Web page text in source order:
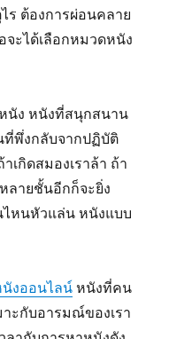
ร ต้องการผ่อนคลาย
จะได้เลือกหมวดหนัง
นัง หนังที่สนุกสนาน
ที่พึ่งกลับจากปฏิบัติ
เกิดสมองเราล้า ถ้า
ลายชั้นอีกก็จะยิ่ง
ไหนหัวแล่น หนังแบบ
งออนไลน์ หนังที่คน
ะกับอารมณ์ของเรา